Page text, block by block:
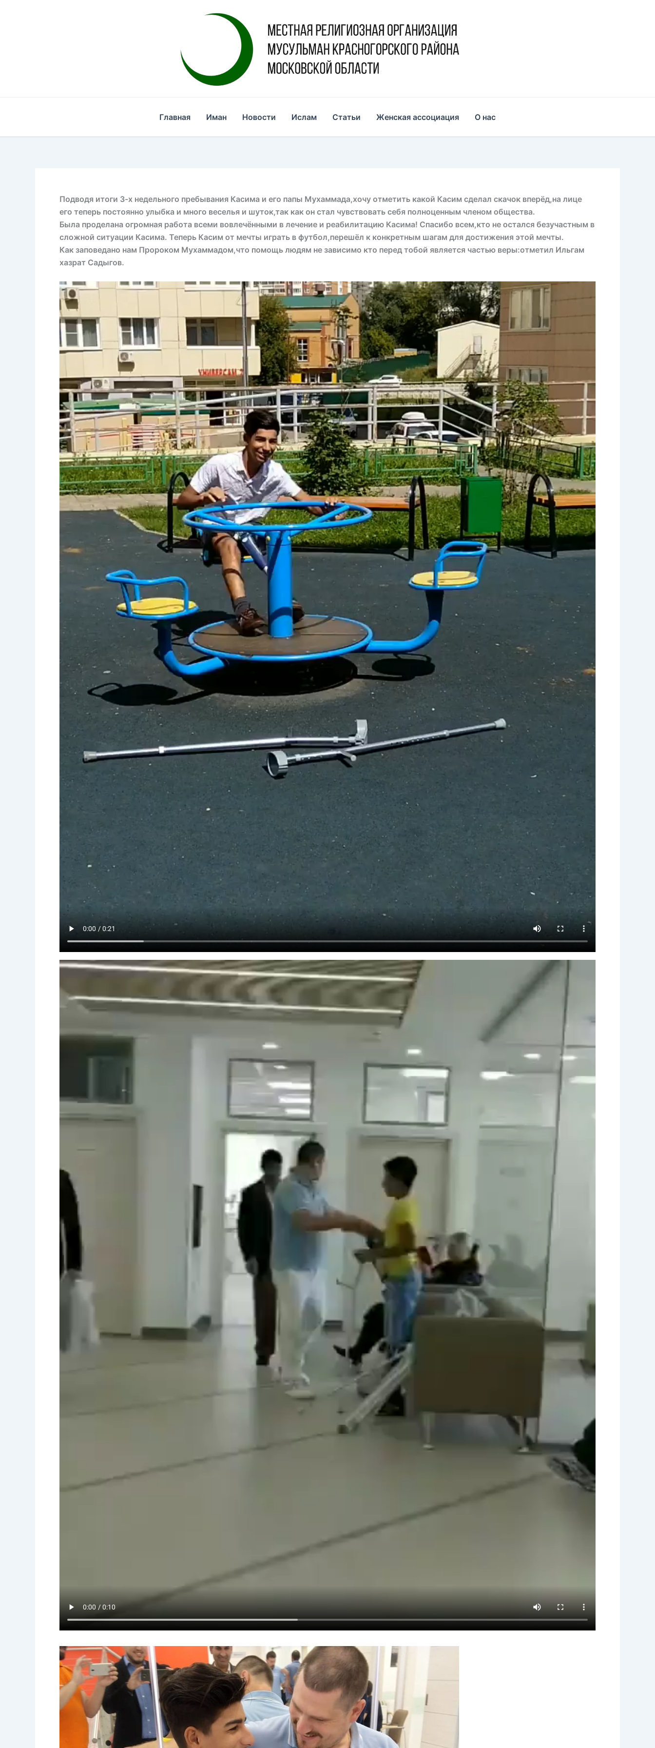
Главная Иман Новости Ислам Статьи Женская ассоциация О нас
Подводя итоги 3-х недельного пребывания Касима и его папы Мухаммада,хочу отметить какой Касим сделал скачок вперёд,на лице
его теперь постоянно улыбка и много веселья и шуток,так как он стал чувствовать себя полноценным членом общества.
Была проделана огромная работа всеми вовлечёнными в лечение и реабилитацию Касима! Спасибо всем,кто не остался безучастным в
сложной ситуации Касима. Теперь Касим от мечты играть в футбол,перешёл к конкретным шагам для достижения этой мечты.
Как заповедано нам Пророком Мухаммадом,что помощь людям не зависимо кто перед тобой является частью веры:отметил Ильгам
хазрат Садыгов.